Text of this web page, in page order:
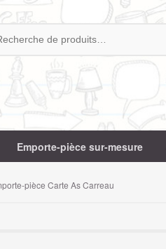
Emporte-pièce sur-mesure
pièce Carte As Carreau